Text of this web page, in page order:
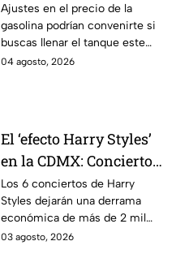
hoy: ¿en cuánto quedó?
Ajustes en el precio de la
gasolina podrían convenirte si
buscas llenar el tanque este
martes 4 de agosto 2026; aquí
04 agosto, 2026
El ‘efecto Harry Styles’
en la CDMX: Conciertos
dejarán derrama de
más de 2 mil millones
de pesos
Los 6 conciertos de Harry
Styles dejarán una derrama
económica de más de 2 mil
millones de pesos en CDMX,
03 agosto, 2026